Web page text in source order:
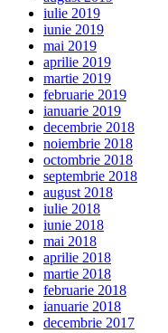
iulie 2019
iunie 2019
mai 2019
aprilie 2019
martie 2019
februarie 2019
ianuarie 2019
decembrie 2018
noiembrie 2018
octombrie 2018
septembrie 2018
august 2018
iulie 2018
iunie 2018
mai 2018
aprilie 2018
martie 2018
februarie 2018
ianuarie 2018
decembrie 2017